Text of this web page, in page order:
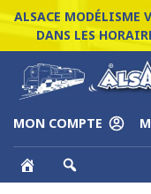
ALSACE MODÉLISME
DANS LES
MON COMPTE